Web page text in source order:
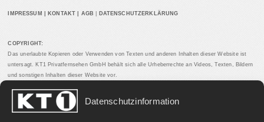
Datenschutzinformation
IMPRESSUM KONTAKT AGB DATENSCHUTZERKLÄRUNG
COPYRIGHT:
Das unerlaubte Kopieren oder Verwenden von Texten und anderen Inhalten dieser Website ist
untersagt. KT1 Privatfernsehen GmbH behält sich alle Urheberrechte an Videos, Texten, Bildern
und sonstigen Inhalten dieser Website vor.
PARTNERLINKS: